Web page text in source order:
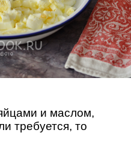
и маслом,
требуется, то